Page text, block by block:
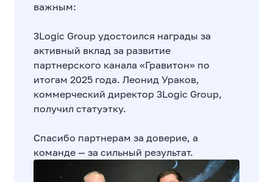
важным:
3Logic Group удостоился награды за
активный вклад за развитие
партнерского канала «Гравитон» по
итогам 2025 года. Леонид Ураков,
коммерческий директор 3Logic Group,
получил статуэтку.
Спасибо партнерам за доверие, а
команде — за сильный результат.